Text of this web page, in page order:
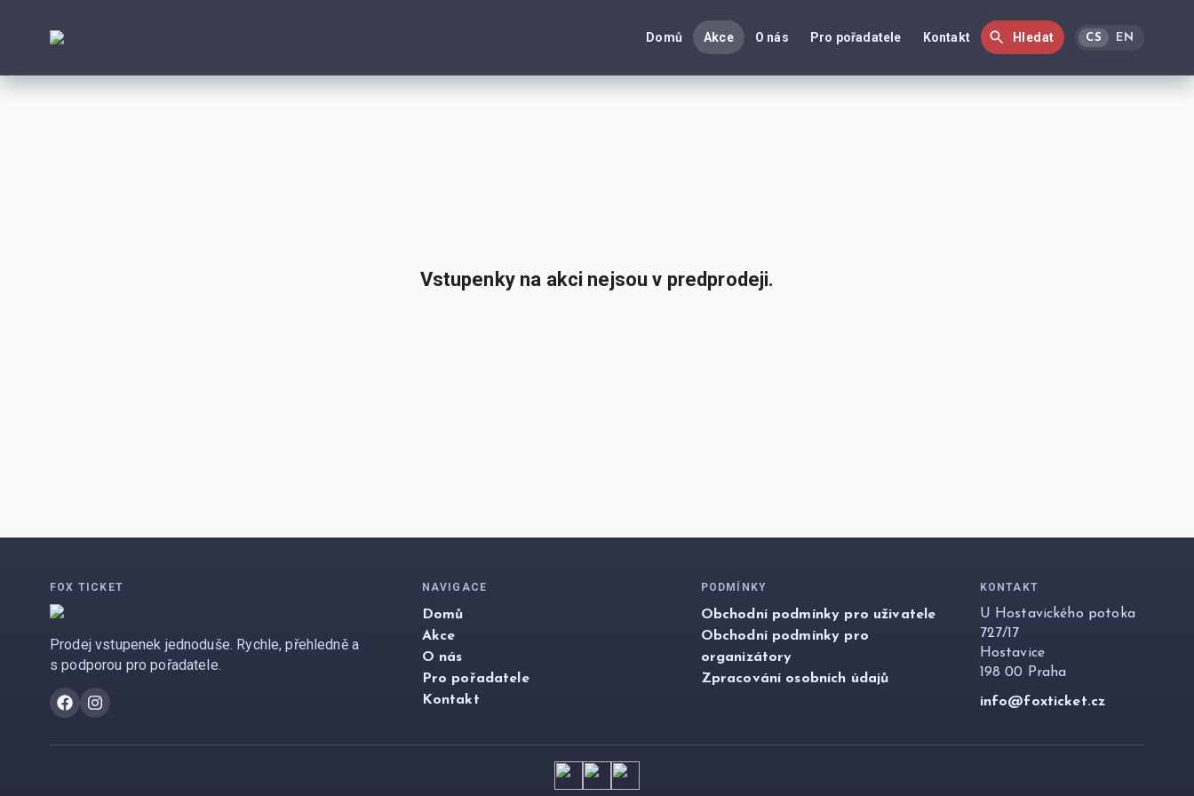
Domů Akce O nás Pro pořadatele Kontakt Hledat CS EN
Vstupenky na akci nejsou v predprodeji.
FOX TICKET
Prodej vstupenek jednoduše. Rychle, přehledně a
s podporou pro pořadatele.
NAVIGACE
Domů
Akce
O nás
Pro pořadatele
Kontakt
PODMÍNKY
Obchodní podmínky pro uživatele
Obchodní podmínky pro
organizátory
Zpracování osobních údajů
KONTAKT
U Hostavického potoka
727/17
Hostavice
198 00 Praha
info@foxticket.cz